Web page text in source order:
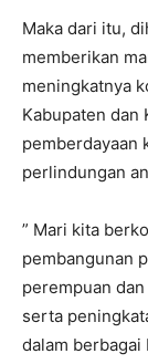
Maka dari itu,
memberikan
meningkatnya
Kabupaten dan
pemberdayaan
perlindungan
” Mari kita
pembangunan
perempuan
serta
dalam berbagai